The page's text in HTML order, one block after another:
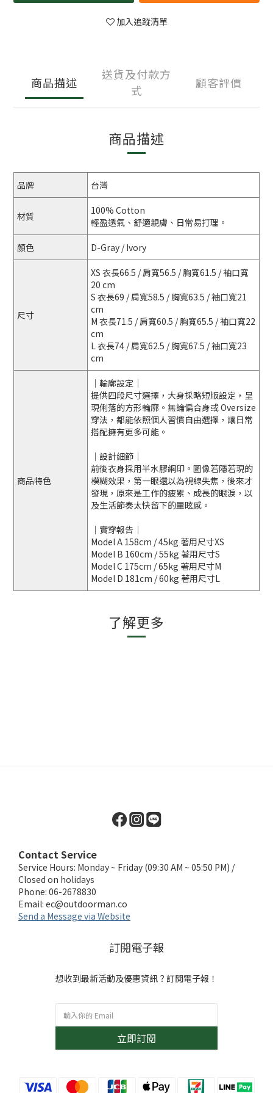
加入追蹤清單
商品描述
送貨及付款方
式
顧客評價
商品描述
品牌 台灣
材質
100% Cotton
輕盈透氣、舒適親膚、日常易打理。
顏色 D-Gray / Ivory
尺寸
XS 衣長66.5 / 肩寬56.5 / 胸寬61.5 / 袖口寬
20 cm
S 衣長69 / 肩寬58.5 / 胸寬63.5 / 袖口寬21
cm
M 衣長71.5 / 肩寬60.5 / 胸寬65.5 / 袖口寬22
cm
L 衣長74 / 肩寬62.5 / 胸寬67.5 / 袖口寬23
cm
商品特色
｜輪廓設定｜
提供四段尺寸選擇，大身採略短版設定，呈
現俐落的方形輪廓。無論偏合身或 Oversize
穿法，都能依照個人習慣自由選擇，讓日常
搭配擁有更多可能。
｜設計細節｜
前後衣身採用半水膠網印。圖像若隱若現的
模糊效果，第一眼還以為視線失焦，後來才
發現，原來是工作的疲累、成長的眼淚，以
及生活節奏太快留下的暈眩感。
｜實穿報告｜
Model A 158cm / 45kg 著用尺寸XS
Model B 160cm / 55kg 著用尺寸S
Model C 175cm / 65kg 著用尺寸M
Model D 181cm / 60kg 著用尺寸L
了解更多
Contact Service
Service Hours: Monday ~ Friday (09:30 AM ~ 05:50 PM) /
Closed on holidays
Phone: 06-2678830
Email: ec@outdoorman.co
Send a Message via Website
訂閱電子報
想收到最新活動及優惠資訊？訂閱電子報！
立即訂閱